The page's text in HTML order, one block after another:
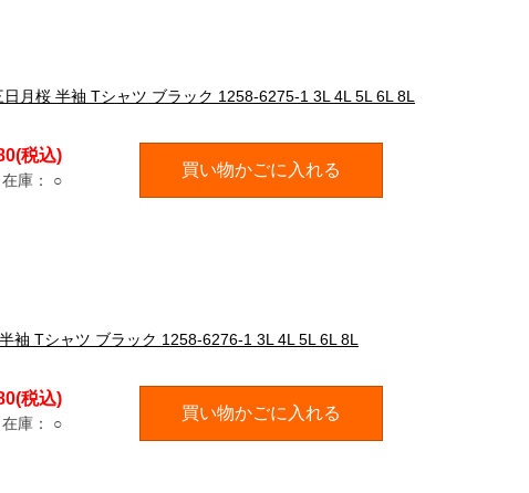
月桜 半袖 Tシャツ ブラック 1258-6275-1 3L 4L 5L 6L 8L
税込)
在庫： ○
買い物かごに入れる
袖 Tシャツ ブラック 1258-6276-1 3L 4L 5L 6L 8L
税込)
在庫： ○
買い物かごに入れる